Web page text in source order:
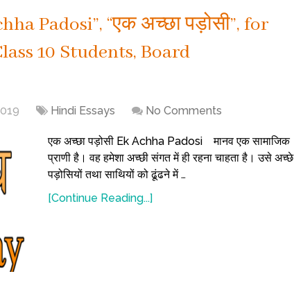
Padosi”, “एक अच्छा पड़ोसी”, for
10 Students, Board
Hindi Essays No Comments
एक अच्छा पड़ोसी Ek Achha Padosi मानव एक सामाजिक
प्राणी है। वह हमेशा अच्छी संगत में ही रहना चाहता है। उसे अच्छे
पड़ोसियों तथा साथियों को ढूंढने में …
[Continue Reading...]